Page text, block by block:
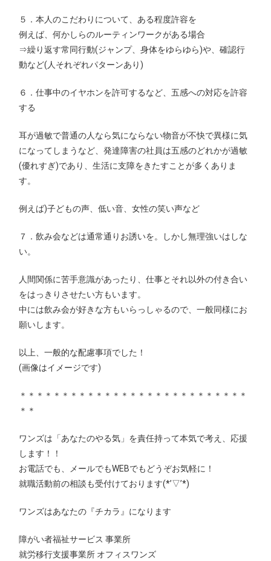
５．本人のこだわりについて、ある程度許容を
例えば、何かしらのルーティンワークがある場合
⇒繰り返す常同行動(ジャンプ、身体をゆらゆら)や、確認行
動など(人それぞれパターンあり)
６．仕事中のイヤホンを許可するなど、五感への対応を許容
する
耳が過敏で普通の人なら気にならない物音が不快で異様に気
になってしまうなど、発達障害の社員は五感のどれかが過敏
(優れすぎ)であり、生活に支障をきたすことが多くありま
す。
例えば)子どもの声、低い音、女性の笑い声など
７．飲み会などは通常通りお誘いを。しかし無理強いはしな
い。
人間関係に苦手意識があったり、仕事とそれ以外の付き合い
をはっきりさせたい方もいます。
中には飲み会が好きな方もいらっしゃるので、一般同様にお
願いします。
以上、一般的な配慮事項でした！
(画像はイメージです)
＊＊＊＊＊＊＊＊＊＊＊＊＊＊＊＊＊＊＊＊＊＊＊＊＊＊＊
＊＊
ワンズは「あなたのやる気」を責任持って本気で考え、応援
します！！
お電話でも、メールでもWEBでもどうぞお気軽に！
就職活動前の相談も受付けております(*’▽’*)
ワンズはあなたの『チカラ』になります
障がい者福祉サービス 事業所
就労移行支援事業所 オフィスワンズ